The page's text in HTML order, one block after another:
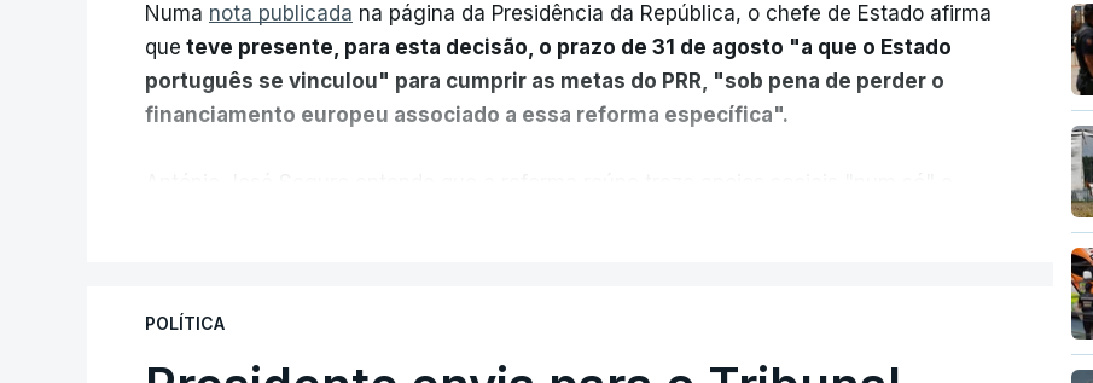
Numa nota publicada na página da Presidência da República, o chefe de Estado afirma
que teve presente, para esta decisão, o prazo de 31 de agosto "a que o Estado
português se vinculou" para cumprir as metas do PRR, "sob pena de perder o
financiamento europeu associado a essa reforma específica".
os apoios chegam a quem mais necessita, estaremos a dar um passo na direção
POLÍTICA